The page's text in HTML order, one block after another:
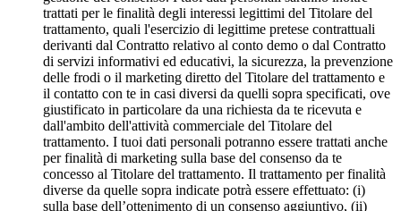
trattati per le finalità degli interessi legittimi del Titolare del
trattamento, quali l'esercizio di legittime pretese contrattuali
derivanti dal Contratto relativo al conto demo o dal Contratto
di servizi informativi ed educativi, la sicurezza, la prevenzione
delle frodi o il marketing diretto del Titolare del trattamento e
il contatto con te in casi diversi da quelli sopra specificati, ove
giustificato in particolare da una richiesta da te ricevuta e
dall'ambito dell'attività commerciale del Titolare del
trattamento. I tuoi dati personali potranno essere trattati anche
per finalità di marketing sulla base del consenso da te
concesso al Titolare del trattamento. Il trattamento per finalità
diverse da quelle sopra indicate potrà essere effettuato: (i)
sulla base dell’ottenimento di un consenso aggiuntivo, (ii)